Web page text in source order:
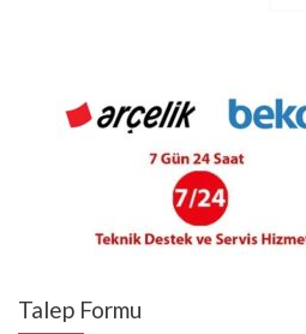
Talep Formu